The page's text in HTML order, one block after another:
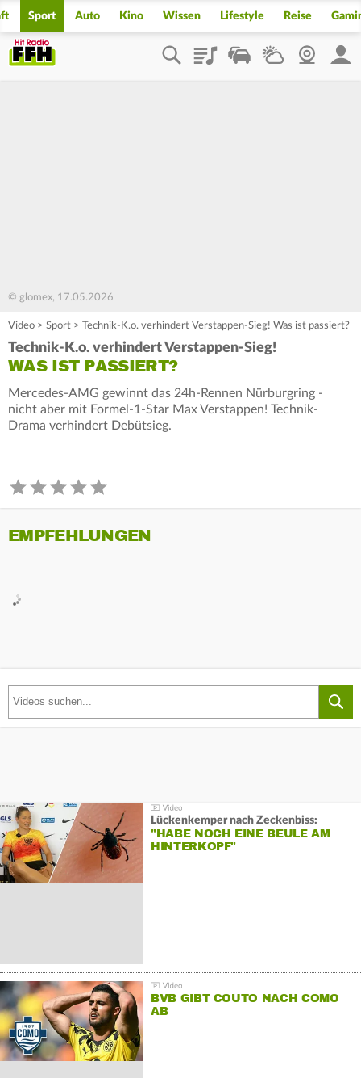
Sport Auto Kino Wissen Lifestyle Reise
PlaylistStaupilotWetterWebcam
© glomex, 17.05.2026
Video > Sport > Technik-K.o. verhindert Verstappen-Sieg! Was ist passiert?
Technik-K.o. verhindert Verstappen-Sieg!
WAS IST PASSIERT?
Mercedes-AMG gewinnt das 24h-Rennen Nürburgring -
nicht aber mit Formel-1-Star Max Verstappen! Technik-
Drama verhindert Debütsieg.
EMPFEHLUNGEN
Lückenkemper nach Zeckenbiss:
"HABE NOCH EINE BEULE AM
HINTERKOPF"
BVB GIBT COUTO NACH COMO
AB